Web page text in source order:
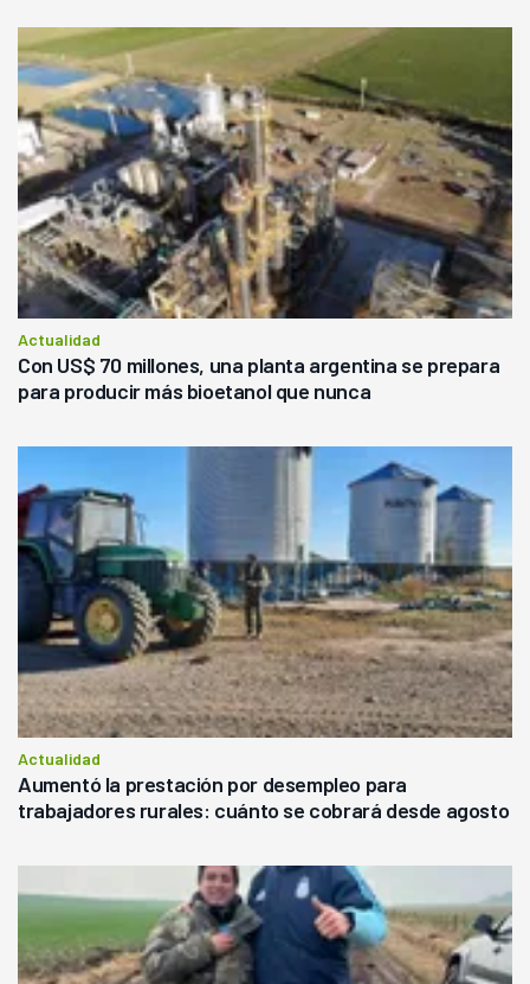
Actualidad
Con US$ 70 millones, una planta argentina se prepara
para producir más bioetanol que nunca
Actualidad
Aumentó la prestación por desempleo para
trabajadores rurales: cuánto se cobrará desde agosto